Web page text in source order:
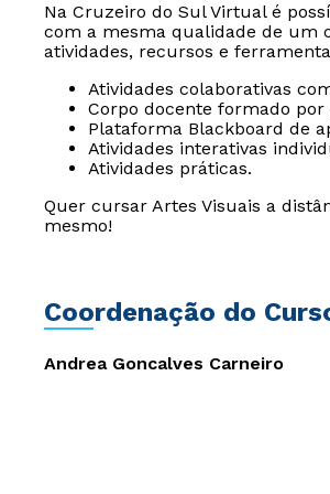
Na Cruzeiro do Sul Virtual é
com a mesma qualidade de um
atividades, recursos e
Atividades colaborativas
Corpo docente formado
Plataforma Blackboard de
Atividades interativas
Atividades práticas.
Quer cursar Artes Visuais a
mesmo!
Coordenação do
Andrea Goncalves Carneiro